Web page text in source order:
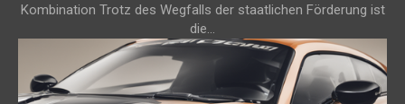
Kombination Trotz des Wegfalls der staatlichen Förderung ist
die...